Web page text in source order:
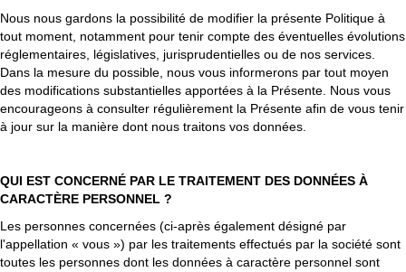
Nous nous gardons la possibilité de modifier la présente Politique à
tout moment, notamment pour tenir compte des éventuelles évolutions
réglementaires, législatives, jurisprudentielles ou de nos services.
Dans la mesure du possible, nous vous informerons par tout moyen
des modifications substantielles apportées à la Présente. Nous vous
encourageons à consulter régulièrement la Présente afin de vous tenir
à jour sur la manière dont nous traitons vos données.
QUI EST CONCERNÉ PAR LE TRAITEMENT DES DONNÉES À
CARACTÈRE PERSONNEL ?
Les personnes concernées (ci-après également désigné par
l'appellation « vous ») par les traitements effectués par la société sont
toutes les personnes dont les données à caractère personnel sont